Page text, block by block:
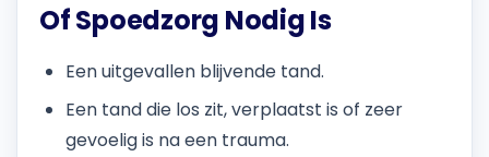
Of Spoedzorg Nodig Is
Een uitgevallen blijvende tand.
Een tand die los zit, verplaatst is of zeer
gevoelig is na een trauma.